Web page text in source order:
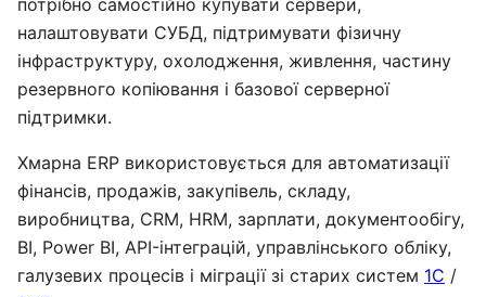
потрібно самостійно купувати сервери,
налаштовувати СУБД, підтримувати фізичну
інфраструктуру, охолодження, живлення, частину
резервного копіювання і базової серверної
підтримки.
Хмарна ERP використовується для автоматизації
фінансів, продажів, закупівель, складу,
виробництва, CRM, HRM, зарплати, документообігу,
BI, Power BI, API-інтеграцій, управлінського обліку,
галузевих процесів і міграції зі старих систем 1С /